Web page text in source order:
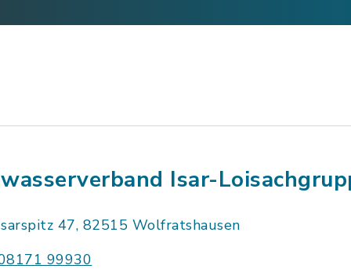
Isar-
47, 82515 Wolfratshausen
99930